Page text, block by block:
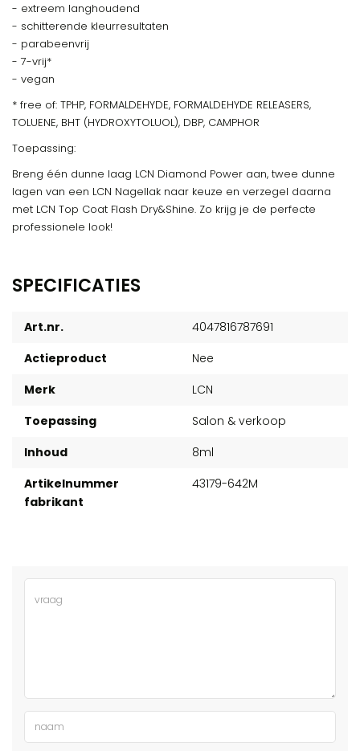
- extreem langhoudend
- schitterende kleurresultaten
- parabeenvrij
- 7-vrij*
- vegan
* free of: TPHP, FORMALDEHYDE, FORMALDEHYDE RELEASERS,
TOLUENE, BHT (HYDROXYTOLUOL), DBP, CAMPHOR
Toepassing:
Breng één dunne laag LCN Diamond Power aan, twee dunne
lagen van een LCN Nagellak naar keuze en verzegel daarna
met LCN Top Coat Flash Dry&Shine. Zo krijg je de perfecte
professionele look!
SPECIFICATIES
Art.nr.
4047816787691
Actieproduct
Nee
Merk
LCN
Toepassing
Salon & verkoop
Inhoud
8ml
Artikelnummer
fabrikant
43179-642M